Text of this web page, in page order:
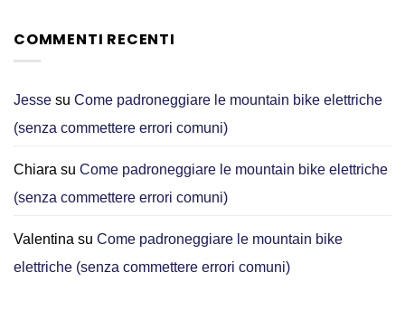
è
spostamenti
[2026]
e-
ora
scelgo
la
per
spostamenti
città
COMMENTI RECENTI
Jesse su Come padroneggiare le mountain bike elettriche
(senza commettere errori comuni)
Chiara su Come padroneggiare le mountain bike elettriche
(senza commettere errori comuni)
Valentina su Come padroneggiare le mountain bike
elettriche (senza commettere errori comuni)